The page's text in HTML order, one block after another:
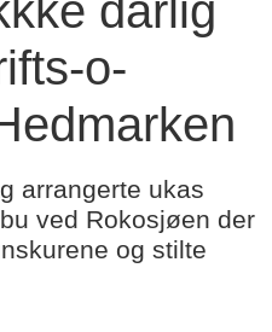
dårlig
o-
arrangerte ukas
ved Rokosjøen der
og stilte